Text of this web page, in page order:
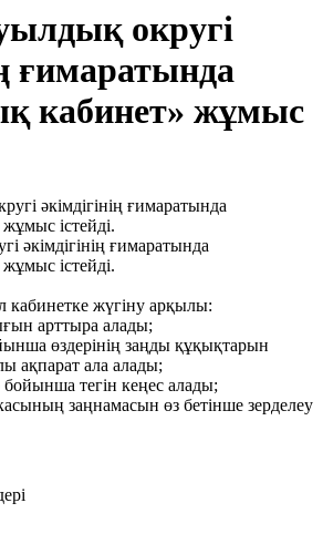
округі
ғимаратында
кабинет» жұмыс
әкімдігінің ғимаратында
істейді.
жүгіну арқылы:
арттыра алады;
өздерінің заңды құқықтарын
ақпарат ала алады;
тегін кеңес алады;
заңнамасын өз бетінше зерделеу